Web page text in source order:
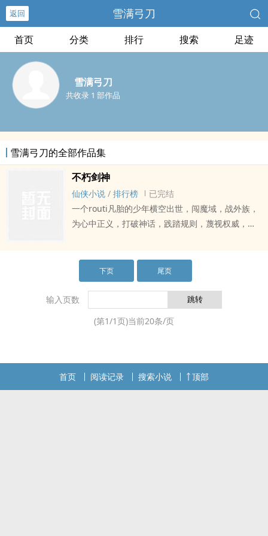
返回 雪满弓刀
首页 分类 排行 搜索 足迹
雪满弓刀
共收录 1 部作品
雪满弓刀的全部作品集
不朽剑神
仙侠小说 / 排行榜
已完结
一个routi凡胎的少年横空出世，闯魔域，战外族，
为心中正义，打破神话，践踏规则，蔑视权威，剑
言，一些真相渐渐浮出水面，让他遍ti生寒
下页 尾页
输入页数
(第1/1页)当前20条/页
首页 阅读记录 搜索小说 顶部